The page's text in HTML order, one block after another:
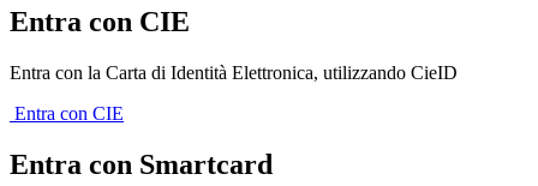
Entra con CIE
Entra con la Carta di Identità Elettronica, utilizzando CieID
Entra con CIE
Entra con Smartcard